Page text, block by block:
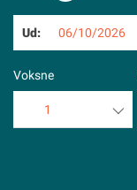
Ud: 06/10/2026
Voksne
1